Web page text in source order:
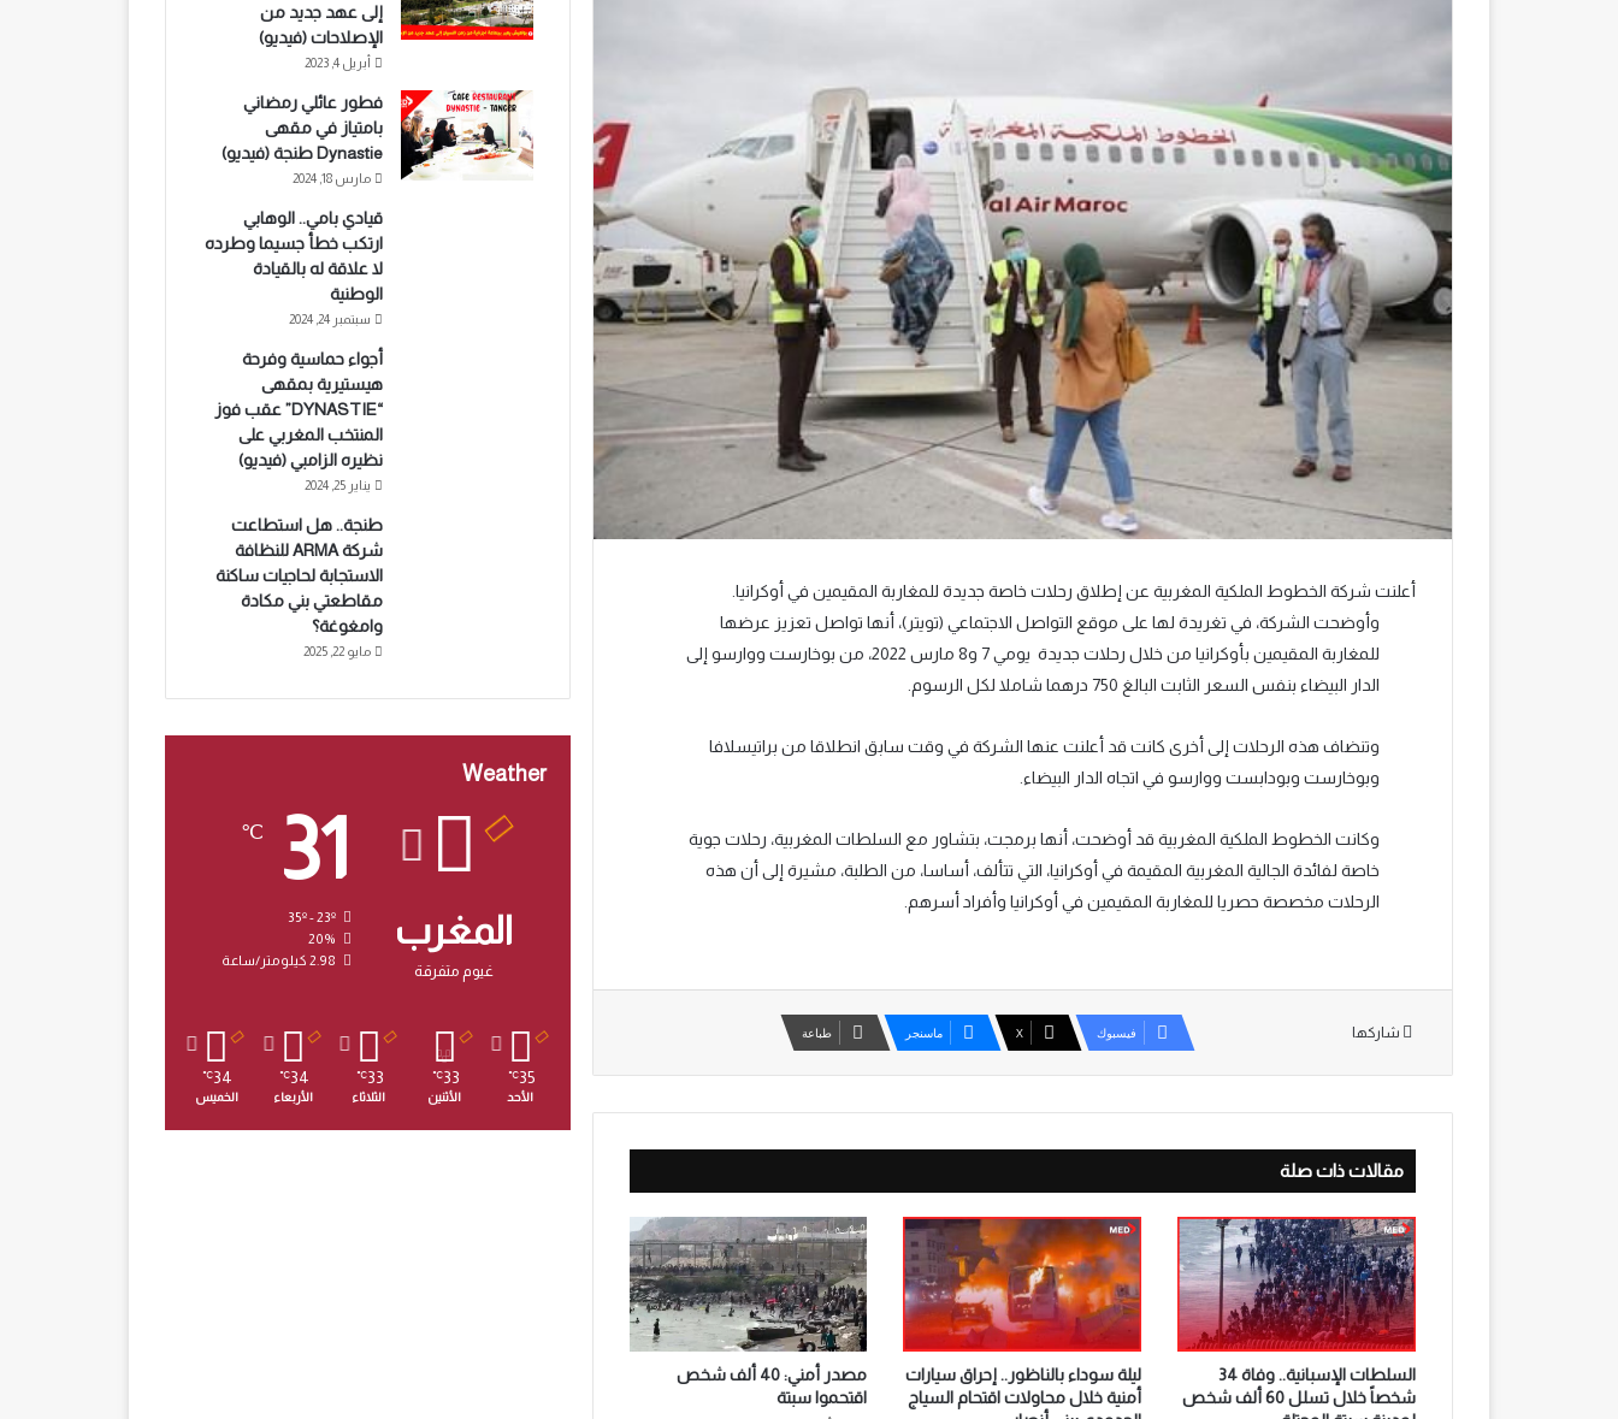
أعلنت شركة الخطوط الملكية المغربية عن إطلاق رحلات خاصة جديدة للمغاربة المقيمين في أوكرانيا.
وأوضحت الشركة، في تغريدة لها على موقع التواصل الاجتماعي (تويتر)، أنها تواصل تعزيز عرضها
للمغاربة المقيمين بأوكرانيا من خلال رحلات جديدة يومي 7 و8 مارس 2022، من بوخارست ووارسو إلى
الدار البيضاء بنفس السعر الثابت البالغ 750 درهما شاملا لكل الرسوم.
وتنضاف هذه الرحلات إلى أخرى كانت قد أعلنت عنها الشركة في وقت سابق انطلاقا من براتيسلافا
وبوخارست وبودابست ووارسو في اتجاه الدار البيضاء.
وكانت الخطوط الملكية المغربية قد أوضحت، أنها برمجت، بتشاور مع السلطات المغربية، رحلات جوية
خاصة لفائدة الجالية المغربية المقيمة في أوكرانيا، التي تتألف، أساسا، من الطلبة، مشيرة إلى أن هذه
الرحلات مخصصة حصريا للمغاربة المقيمين في أوكرانيا وأفراد أسرهم.
شاركها فيسبوك ‫X ماسنجر طباعة
مقالات ذات صلة
السلطات الإسبانية.. وفاة 34
شخصاً خلال تسلل 60 ألف شخص
ليلة سوداء بالناظور.. إحراق سيارات
أمنية خلال محاولات اقتحام السياج
مصدر أمني: 40 ألف شخص
اقتحموا سبتة
إلى عهد جديد من
الإصلاحات (فيديو)
أبريل 4, 2023
فطور عائلي رمضاني
بامتياز في مقهى
Dynastie طنجة (فيديو)
مارس 18, 2024
قيادي بامي.. الوهابي
ارتكب خطأ جسيما وطرده
لا علاقة له بالقيادة
الوطنية
سبتمبر 24, 2024
أجواء حماسية وفرحة
هيستيرية بمقهى
“DYNASTIE” عقب فوز
المنتخب المغربي على
نظيره الزامبي (فيديو)
يناير 25, 2024
طنجة.. هل استطاعت
شركة ARMA للنظافة
الاستجابة لحاجيات ساكنة
مقاطعتي بني مكادة
وامغوغة؟
مايو 22, 2025
Weather
المغرب
غيوم متفرقة
31
℃
20%
2.98 كيلومتر/ساعة
35
℃
الأحد
33
℃
الأثنين
33
℃
الثلاثاء
34
℃
الأربعاء
34
℃
الخميس